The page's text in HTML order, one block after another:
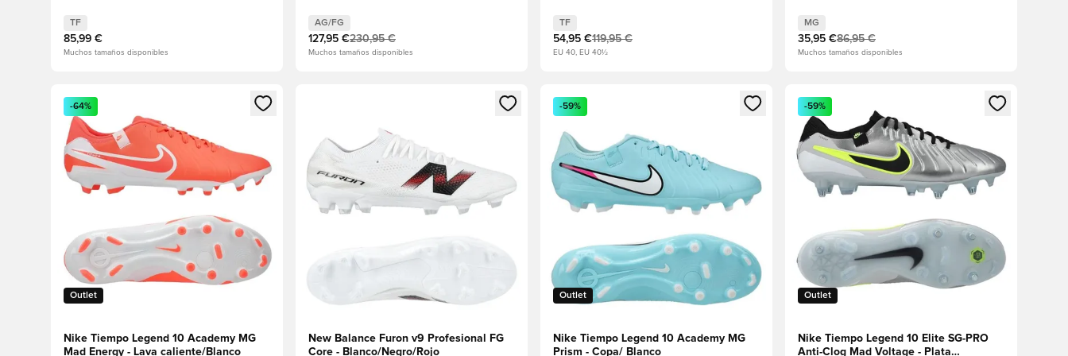
TF
85,99 €
Muchos tamaños disponibles
AG/FG
127,95 €230,95 €
Muchos tamaños disponibles
TF
54,95 €119,95 €
EU 40, EU 40½
MG
35,95 €86,95 €
Muchos tamaños disponibles
Abre un modal para iniciar sesión o registrarse como miembro
Outlet
-64%
Nike Tiempo Legend 10 Academy MG
Mad Energy - Lava caliente/Blanco
Abre un modal para iniciar sesión o registrarse como miembro
New Balance Furon v9 Profesional FG
Core - Blanco/Negro/Rojo
Abre un modal para iniciar sesión o registrarse como miembro
Outlet
-59%
Nike Tiempo Legend 10 Academy MG
Prism - Copa/ Blanco
Abre un modal para iniciar sesión o registrarse
Outlet
-59%
Nike Tiempo Legend 10 Elite SG-PRO
Anti-Clog Mad Voltage - Plata